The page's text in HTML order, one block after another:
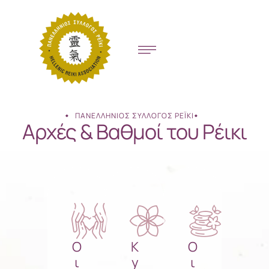
ΠΑΝΕΛΛΉΝΙΟΣ ΣΎΛΛΟΓΟΣ ΡΈΙΚΙ
Αρχές & Βαθμοί του Ρέικι
O
ι
K
y
Ο
ι